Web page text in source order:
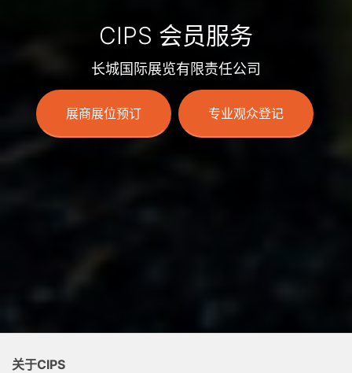
CIPS 会员服务
长城国际展览有限责任公司
展商展位预订 专业观众登记
关于CIPS